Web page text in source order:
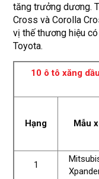
tăng trưởng dương.
Cross và Corolla
vị thế thương hiệu
Toyota.
10 ô tô xăng
Hạng Mẫu
1